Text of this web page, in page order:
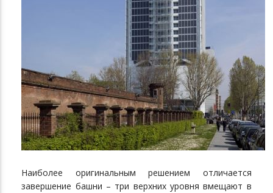
Наиболее оригинальным решением отличается
завершение башни – три верхних уровня вмещают в